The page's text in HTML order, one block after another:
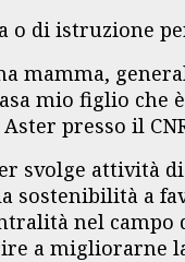
o di istruzione
mamma,
mio figlio
presso il
svolge attività
a
nel campo
a migliorarne